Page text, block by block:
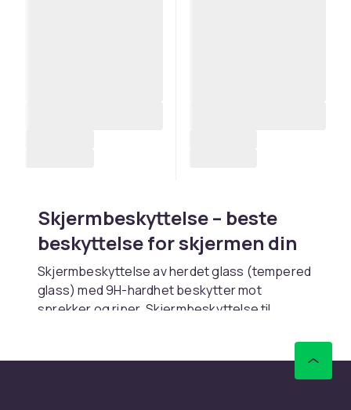
Skjermbeskyttelse – beste
beskyttelse for skjermen din
Skjermbeskyttelse av herdet glass (tempered
glass) med 9H-hardhet beskytter mot
sprekker og riper. Skjermbeskyttelse til